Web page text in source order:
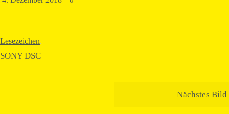
Lesezeichen.
SONY DSC
Nächstes Bild